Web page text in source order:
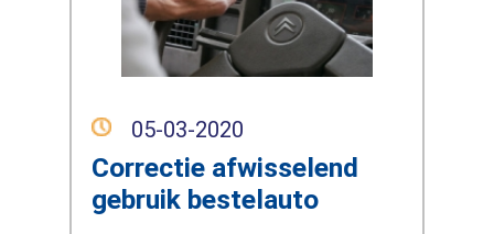
05-03-2020
Correctie afwisselend
gebruik bestelauto